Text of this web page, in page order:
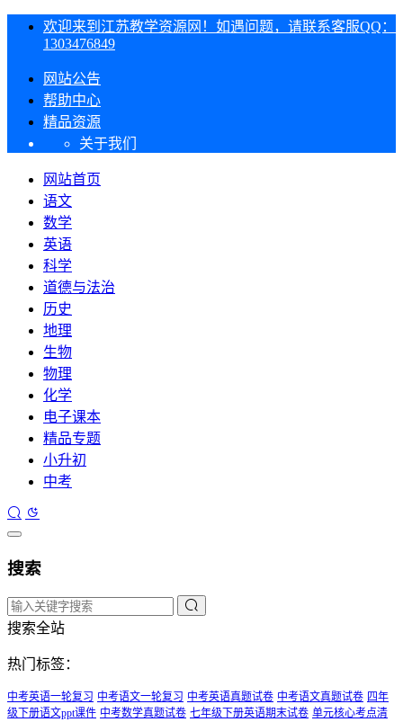
欢迎来到江苏教学资源网！如遇问题，请联系客服QQ：
1303476849
网站公告
帮助中心
精品资源
关于我们
网站首页
语文
数学
英语
科学
道德与法治
历史
地理
生物
物理
化学
电子课本
精品专题
小升初
中考
搜索
搜索全站
热门标签：
中考英语一轮复习 中考语文一轮复习 中考英语真题试卷 中考语文真题试卷 四年
级下册语文ppt课件 中考数学真题试卷 七年级下册英语期末试卷 单元核心考点清